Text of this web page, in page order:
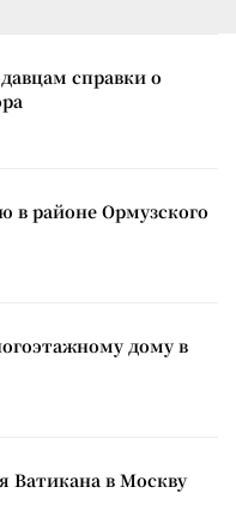
справки о
в районе Ормузского
дому в
Ватикана в Москву